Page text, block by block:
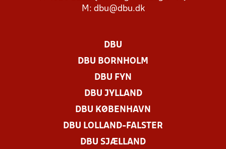
M: dbu@dbu.dk
DBU
DBU BORNHOLM
DBU FYN
DBU JYLLAND
DBU KØBENHAVN
DBU LOLLAND-FALSTER
DBU SJÆLLAND